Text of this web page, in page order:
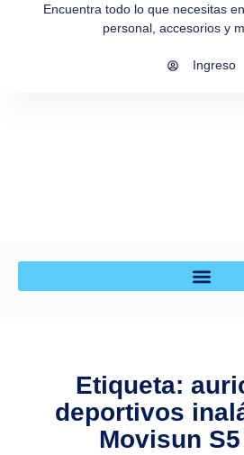
Encuentra todo lo que necesitas
personal, accesorios y
Ingreso
Etiqueta:
deportivos
Movisun